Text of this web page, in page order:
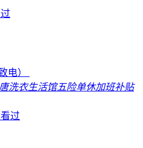
电）
洗衣生活馆五险单休加班补贴
过